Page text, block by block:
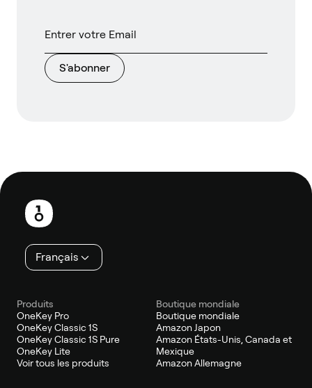
S'abonner
Pied
page
Français
Produits
OneKey Pro
OneKey Classic 1S
OneKey Classic 1S Pure
OneKey Lite
Voir tous les produits
Boutique mondiale
Boutique mondiale
Amazon Japon
Amazon États-Unis, Canada et
Mexique
Amazon Allemagne